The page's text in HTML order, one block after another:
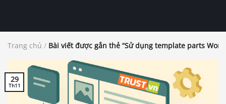
Trang chủ / Bài viết được gắn thẻ “Sử dụng template parts
29
Th11